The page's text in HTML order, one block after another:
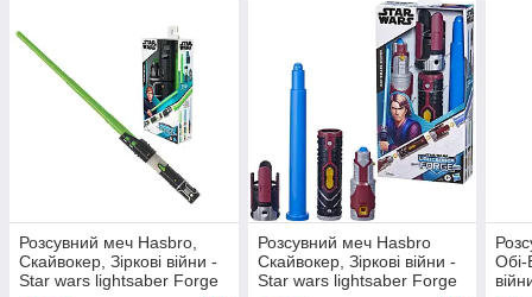
Розсувний меч Hasbro,
Скайвокер, Зіркові війни -
Star wars lightsaber Forge
Розсувний меч Hasbro
Скайвокер, Зіркові війни -
Star wars lightsaber Forge
Обі-